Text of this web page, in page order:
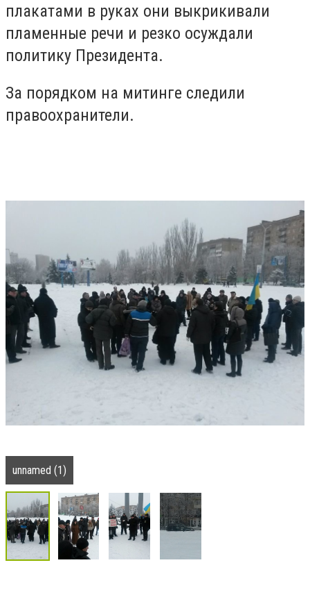
плакатами в руках они выкрикивали
пламенные речи и резко осуждали
политику Президента.
За порядком на митинге следили
правоохранители.
unnamed (1)